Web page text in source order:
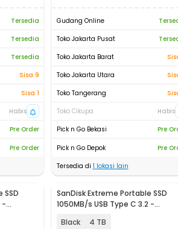
- 17:00)
Selengkapnya
- 17:00) Selengkapnya
Tersedia
Tersedia
Tersedia
Sisa 9
Sisa 1
Habis
Pre Order
Pre Order
Gudang Online
Toko Jakarta Pusat
Toko Jakarta Barat
Toko Jakarta Utara
Toko Tangerang
Toko Cikupa
Habis
Pick n Go Bekasi
Pre
Pick n Go Depok
Pre
Tersedia di 1 lokasi lain
SSD
-
SanDisk Extreme Portable SSD
1050MB/s USB Type C 3.2 -
Black 4 TB